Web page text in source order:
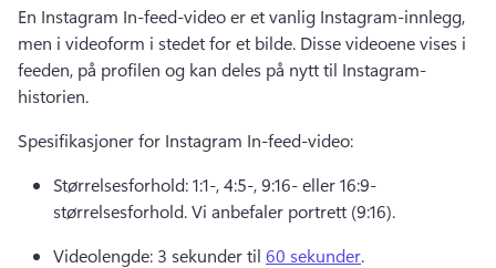
En Instagram In-feed-video er et vanlig Instagram-innlegg,
men i videoform i stedet for et bilde. Disse videoene vises i
feeden, på profilen og kan deles på nytt til Instagram-
historien.
Spesifikasjoner for Instagram In-feed-video:
Størrelsesforhold: 1:1-, 4:5-, 9:16- eller 16:9-
størrelsesforhold. Vi anbefaler portrett (9:16).
Videolengde: 3 sekunder til 60 sekunder.